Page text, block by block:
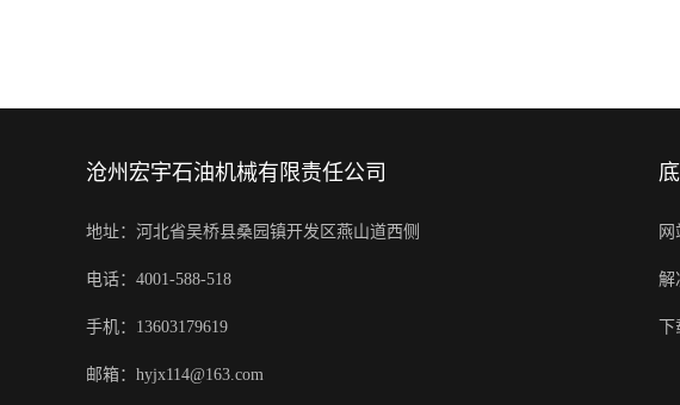
沧州宏宇石油机械有限责任公司
地址：河北省吴桥县桑园镇开发区燕山道西侧
电话：4001-588-518
手机：13603179619
邮箱：hyjx114@163.com
网
解